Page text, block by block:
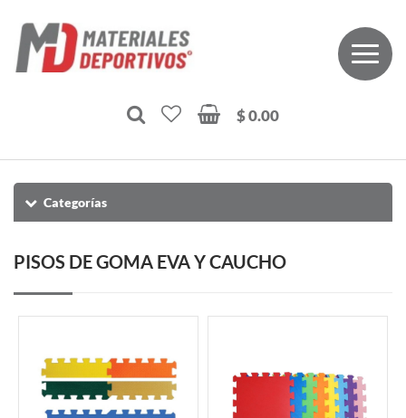
$ 0.00
Categorías
PISOS DE GOMA EVA Y CAUCHO